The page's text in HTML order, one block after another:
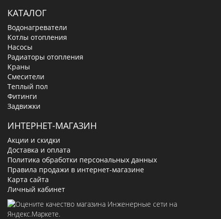
КАТАЛОГ
Водонагреватели
Котлы отопления
Насосы
Радиаторы отопления
Краны
Смесители
Теплый пол
Фитинги
Задвижки
ИНТЕРНЕТ-МАГАЗИН
Акции и скидки
Доставка и оплата
Политика обработки персональных данных
Правила продажи в интернет-магазине
Карта сайта
Личный кабинет